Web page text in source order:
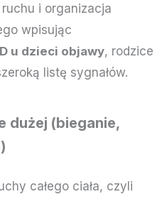
i organizacja
wpisując
u dzieci objawy, rodzice
listę sygnałów.
dużej (bieganie,
całego ciała, czyli